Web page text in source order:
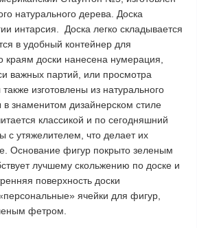
натурального дерева
Доска
интарсия. Доска легко складывается
в удобный контейнер для
доски нанесена нумерация,
важных партий, или просмотра
изготовлены из натурального
знаменитом дизайнерском стиле
классикой и по сегодняшний
с утяжелителем, что делает их
Основание фигур покрыто зеленым
лучшему скольжению по доске и
поверхность доски
ячейки для фигур,
фетром.